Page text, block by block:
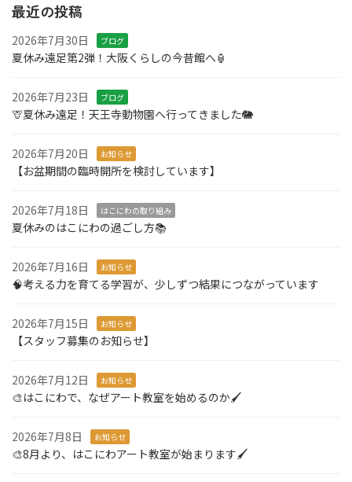
最近の投稿
2026年7月30日 ブログ
夏休み遠足第2弾！大阪くらしの今昔館へ🏮
2026年7月23日 ブログ
🦒夏休み遠足！天王寺動物園へ行ってきました🐘
2026年7月20日 お知らせ
【お盆期間の臨時開所を検討しています】
2026年7月18日 はこにわの取り組み
夏休みのはこにわの過ごし方📚
2026年7月16日 お知らせ
🧠考える力を育てる学習が、少しずつ結果につながっています
2026年7月15日 お知らせ
【スタッフ募集のお知らせ】
2026年7月12日 お知らせ
🎨はこにわで、なぜアート教室を始めるのか🖌️
2026年7月8日 お知らせ
🎨8月より、はこにわアート教室が始まります🖌️